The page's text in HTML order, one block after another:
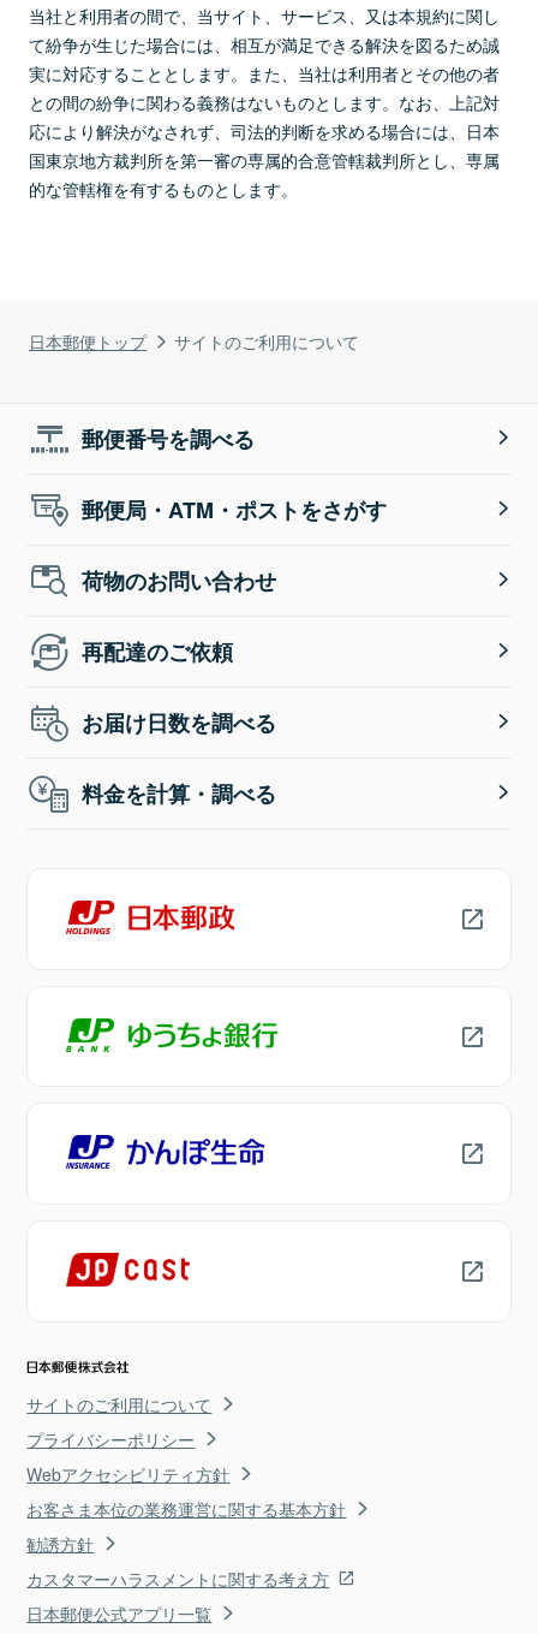
日本郵便トップ サイトのご利用について
当社と利用者の間で、当サイト、サービス、又は本規約に関し
て紛争が生じた場合には、相互が満足できる解決を図るため誠
実に対応することとします。また、当社は利用者とその他の者
との間の紛争に関わる義務はないものとします。なお、上記対
応により解決がなされず、司法的判断を求める場合には、日本
国東京地方裁判所を第一審の専属的合意管轄裁判所とし、専属
的な管轄権を有するものとします。
郵便番号を調べる
郵便局・ATM・ポストをさがす
荷物のお問い合わせ
再配達のご依頼
お届け日数を調べる
料金を計算・調べる
サイトのご利用について
プライバシーポリシー
Webアクセシビリティ方針
お客さま本位の業務運営に関する基本方針
勧誘方針
カスタマーハラスメントに関する考え方
日本郵便公式アプリ一覧